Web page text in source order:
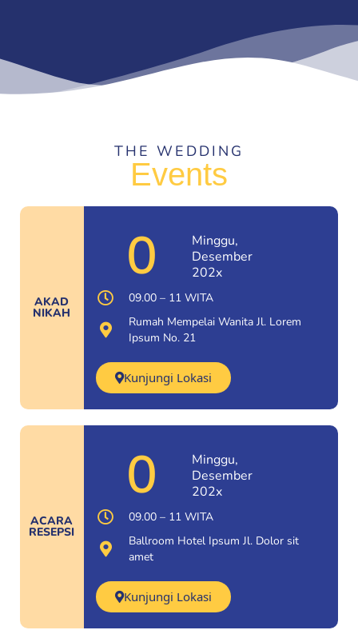
THE WEDDING
Events
AKAD
NIKAH
0
Minggu,
Desember
202x
09.00 – 11 WITA
Rumah Mempelai Wanita Jl. Lorem
Ipsum No. 21
Kunjungi Lokasi
ACARA
RESEPSI
0
Minggu,
Desember
202x
09.00 – 11 WITA
Ballroom Hotel Ipsum Jl. Dolor sit
amet
Kunjungi Lokasi